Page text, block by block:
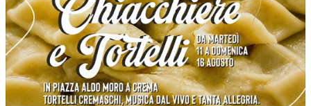
OROSCOPO
LA PIAZZA
ANIMALI
NECROLOGI